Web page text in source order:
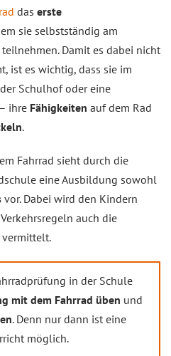
das erste
sie selbstständig am
Damit es dabei nicht
ist es wichtig, dass sie im
Schulhof oder eine
ihre Fähigkeiten auf dem Rad
.
Fahrrad sieht durch die
eine Ausbildung sowohl
vor. Dabei wird den Kindern
auch die
vermittelt.
in der Schule
mit dem Fahrrad üben und
. Denn nur dann ist eine
möglich.